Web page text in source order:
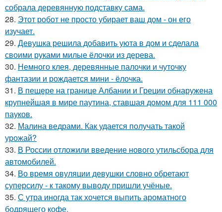
собрала деревянную подставку сама.
28. Этот робот не просто убирает ваш дом - он его
изучает.
29. Девушка решила добавить уюта в дом и сделала
своими руками милые ёлочки из дерева.
30. Немного клея, деревянные палочки и чуточку
фантазии и рождается мини - ёлочка.
31. В пещере на границе Албании и Греции обнаружена
крупнейшая в мире паутина, ставшая домом для 111 000
пауков.
32. Малина ведрами. Как удается получать такой
урожай?
33. В России отложили введение нового утильсбора для
автомобилей.
34. Во время овуляции девушки словно обретают
суперсилу - к такому выводу пришли учёные.
35. С утра иногда так хочется выпить ароматного
бодрящего кофе.